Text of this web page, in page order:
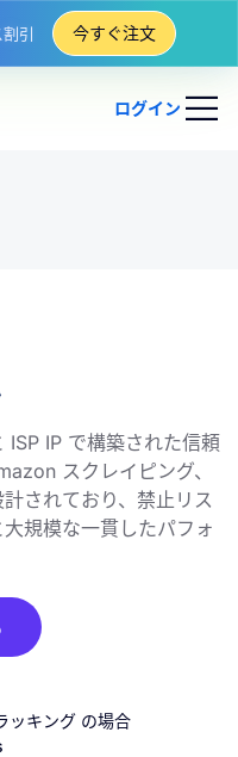
今すぐ注文
ログイン
ISP IP で構築された信頼
スクレイピング、
されており、禁止リス
規模な一貫したパフォ
ッキング の場合